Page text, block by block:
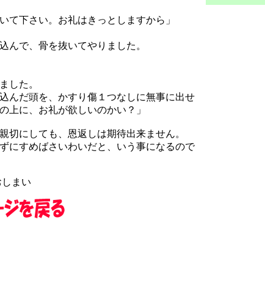
て下さい。お礼はきっとしますから」
で、骨を抜いてやりました。
した。
んだ頭を、かすり傷１つなしに無事に出せ
上に、お礼が欲しいのかい？」
にしても、恩返しは期待出来ません。
にすめばさいわいだと、いう事になるので
しまい